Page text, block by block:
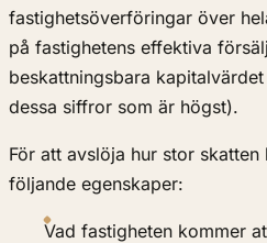
fastighetsöverföringar över
på fastighetens effektiva
beskattningsbara
dessa siffror som är högst).
För att avslöja hur stor
följande egenskaper:
Vad fastigheten kommer